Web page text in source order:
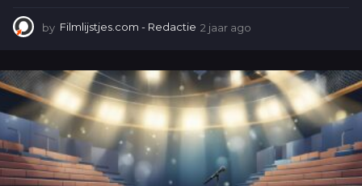
by Filmlijstjes.com - Redactie 2 jaar ago
a
r
a
g
o